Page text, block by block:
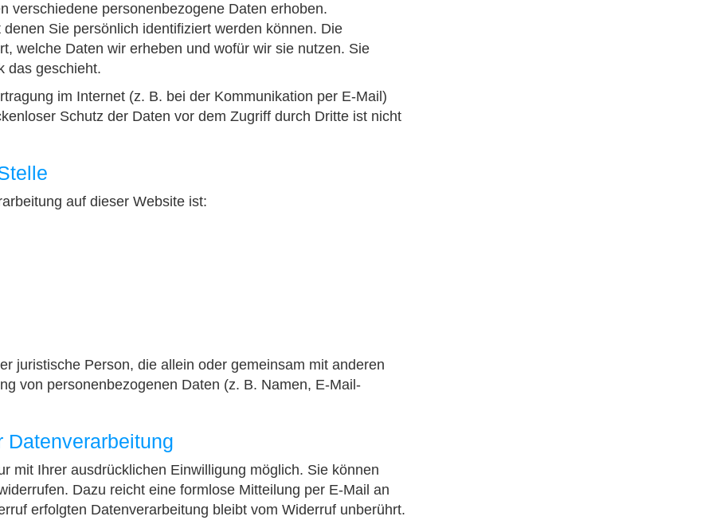
verschiedene personenbezogene Daten erhoben.
Sie persönlich identifiziert werden können. Die
welche Daten wir erheben und wofür wir sie nutzen. Sie
das geschieht.
im Internet (z. B. bei der Kommunikation per E-Mail)
Schutz der Daten vor dem Zugriff durch Dritte ist nicht
auf dieser Website ist:
juristische Person, die allein oder gemeinsam mit anderen
von personenbezogenen Daten (z. B. Namen, E-Mail-
Datenverarbeitung
mit Ihrer ausdrücklichen Einwilligung möglich. Sie können
Dazu reicht eine formlose Mitteilung per E-Mail an
erfolgten Datenverarbeitung bleibt vom Widerruf unberührt.